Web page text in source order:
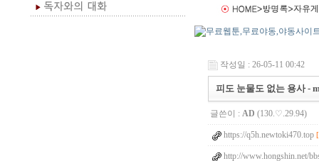
작성일 : 26-05-11 00:42
피도 눈물도 없는 용사 -
글쓴이 : AD (130.♡.29.94)
https://q5h.newtoki470.top
http://www.hongshin.net/